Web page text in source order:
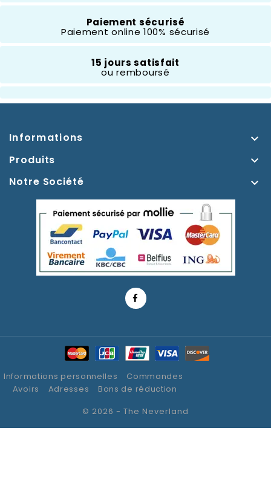
Résine
Thème Donald,Daisy,Picsou
Paiement sécurisé
Paiement online 100% sécurisé
15 jours satisfait
ou remboursé
Informations 
Produits 
Notre Société 
Informations personnelles
Commandes
Avoirs
Adresses
Bons de réduction
© 2026 - The Neverland